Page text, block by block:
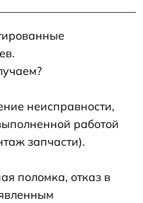
неисправности,
работой
запчасти).
поломка, отказ в